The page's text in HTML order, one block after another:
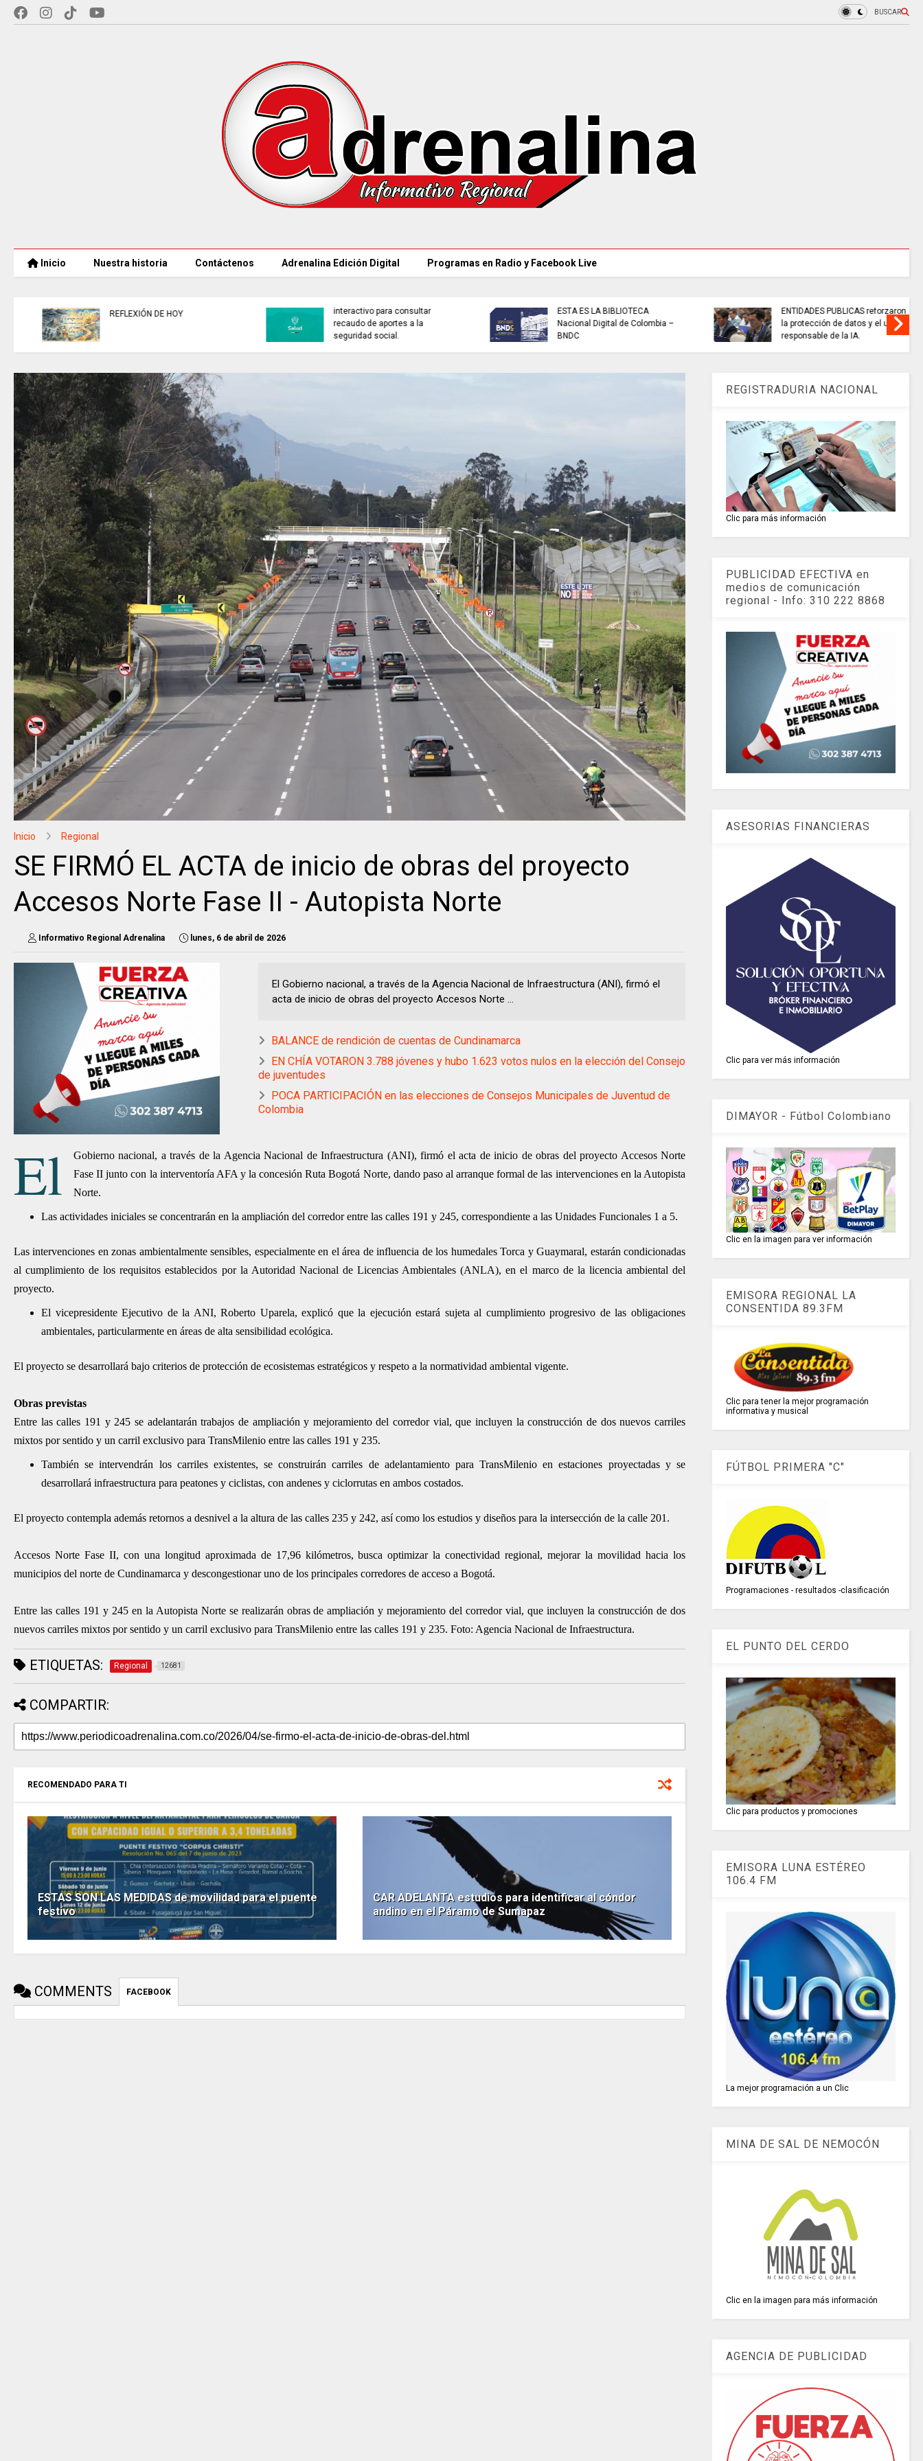
BUSCAR
Inicio Nuestra historia Contáctenos Adrenalina Edición Digital Programas en Radio y Facebook Live
ESTA ES LA BIBLIOTECA
Nacional Digital de Colombia –
BNDC
ENTIDADES PÚBLICAS reforzaron
la protección de datos y el uso
responsable de la IA.
ARTISTAS CON ADRENALINA //
Bonnie Tyler / Total eclipse of
the heart
SELECCIÓN CUNDINAMARCA de
baloncesto se coronó
campeona nacional.
Inicio Regional
SE FIRMÓ EL ACTA de inicio de obras del proyecto
Accesos Norte Fase II - Autopista Norte
Informativo Regional Adrenalina lunes, 6 de abril de 2026
El Gobierno nacional, a través de la Agencia Nacional de Infraestructura (ANI), firmó el
acta de inicio de obras del proyecto Accesos Norte ...
BALANCE de rendición de cuentas de Cundinamarca
EN CHÍA VOTARON 3.788 jóvenes y hubo 1.623 votos nulos en la elección del Consejo
de juventudes
POCA PARTICIPACIÓN en las elecciones de Consejos Municipales de Juventud de
Colombia
El
Gobierno nacional, a través de la Agencia Nacional de Infraestructura (ANI), firmó el acta de inicio de obras del proyecto Accesos Norte
Fase II junto con la interventoría AFA y la concesión Ruta Bogotá Norte, dando paso al arranque formal de las intervenciones en la Autopista
Norte.
Las actividades iniciales se concentrarán en la ampliación del corredor entre las calles 191 y 245, correspondiente a las Unidades Funcionales 1 a 5.
Las intervenciones en zonas ambientalmente sensibles, especialmente en el área de influencia de los humedales Torca y Guaymaral, estarán condicionadas
al cumplimiento de los requisitos establecidos por la Autoridad Nacional de Licencias Ambientales (ANLA), en el marco de la licencia ambiental del
proyecto.
El vicepresidente Ejecutivo de la ANI, Roberto Uparela, explicó que la ejecución estará sujeta al cumplimiento progresivo de las obligaciones
ambientales, particularmente en áreas de alta sensibilidad ecológica.
El proyecto se desarrollará bajo criterios de protección de ecosistemas estratégicos y respeto a la normatividad ambiental vigente.
Obras previstas
Entre las calles 191 y 245 se adelantarán trabajos de ampliación y mejoramiento del corredor vial, que incluyen la construcción de dos nuevos carriles
mixtos por sentido y un carril exclusivo para TransMilenio entre las calles 191 y 235.
También se intervendrán los carriles existentes, se construirán carriles de adelantamiento para TransMilenio en estaciones proyectadas y se
desarrollará infraestructura para peatones y ciclistas, con andenes y ciclorrutas en ambos costados.
El proyecto contempla además retornos a desnivel a la altura de las calles 235 y 242, así como los estudios y diseños para la intersección de la calle 201.
Accesos Norte Fase II, con una longitud aproximada de 17,96 kilómetros, busca optimizar la conectividad regional, mejorar la movilidad hacia los
municipios del norte de Cundinamarca y descongestionar uno de los principales corredores de acceso a Bogotá.
Entre las calles 191 y 245 en la Autopista Norte se realizarán obras de ampliación y mejoramiento del corredor vial, que incluyen la construcción de dos
nuevos carriles mixtos por sentido y un carril exclusivo para TransMilenio entre las calles 191 y 235. Foto: Agencia Nacional de Infraestructura.
ETIQUETAS: Regional 12681
COMPARTIR:
RECOMENDADO PARA TI
ESTAS SON LAS MEDIDAS de movilidad para el puente
festivo
CAR ADELANTA estudios para identificar al cóndor
andino en el Páramo de Sumapaz
COMMENTS FACEBOOK
REGISTRADURIA NACIONAL
Clic para más información
PUBLICIDAD EFECTIVA en
medios de comunicación
regional - Info: 310 222 8868
ASESORIAS FINANCIERAS
Clic para ver más información
DIMAYOR - Fútbol Colombiano
Clic en la imagen para ver información
EMISORA REGIONAL LA
CONSENTIDA 89.3FM
Clic para tener la mejor programación
informativa y musical
FÚTBOL PRIMERA "C"
Programaciones - resultados -clasificación
EL PUNTO DEL CERDO
Clic para productos y promociones
EMISORA LUNA ESTÉREO
106.4 FM
La mejor programación a un Clic
MINA DE SAL DE NEMOCÓN
Clic en la imagen para más información
AGENCIA DE PUBLICIDAD